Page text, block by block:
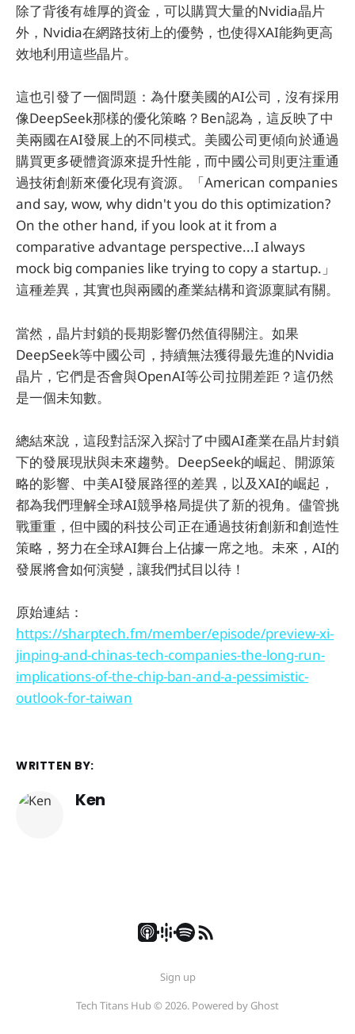
除了背後有雄厚的資金，可以購買大量的Nvidia晶片
外，Nvidia在網路技術上的優勢，也使得XAI能夠更高
效地利用這些晶片。
這也引發了一個問題：為什麼美國的AI公司，沒有採用
像DeepSeek那樣的優化策略？Ben認為，這反映了中
美兩國在AI發展上的不同模式。美國公司更傾向於通過
購買更多硬體資源來提升性能，而中國公司則更注重通
過技術創新來優化現有資源。「American companies
and say, wow, why didn't you do this optimization?
On the other hand, if you look at it from a
comparative advantage perspective...I always
mock big companies like trying to copy a startup.」
這種差異，其實也與兩國的產業結構和資源稟賦有關。
當然，晶片封鎖的長期影響仍然值得關注。如果
DeepSeek等中國公司，持續無法獲得最先進的Nvidia
晶片，它們是否會與OpenAI等公司拉開差距？這仍然
是一個未知數。
總結來說，這段對話深入探討了中國AI產業在晶片封鎖
下的發展現狀與未來趨勢。DeepSeek的崛起、開源策
略的影響、中美AI發展路徑的差異，以及XAI的崛起，
都為我們理解全球AI競爭格局提供了新的視角。儘管挑
戰重重，但中國的科技公司正在通過技術創新和創造性
策略，努力在全球AI舞台上佔據一席之地。未來，AI的
發展將會如何演變，讓我們拭目以待！
原始連結：
https://sharptech.fm/member/episode/preview-xi-
jinping-and-chinas-tech-companies-the-long-run-
implications-of-the-chip-ban-and-a-pessimistic-
outlook-for-taiwan
WRITTEN BY:
Ken
Sign up
Tech Titans Hub © 2026. Powered by Ghost